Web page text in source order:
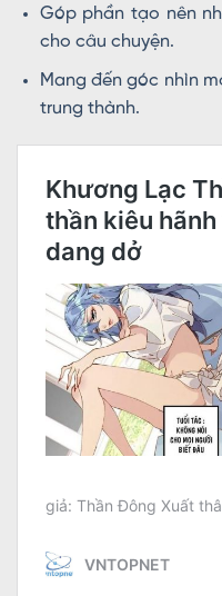
Góp phần tạo nên
cho câu chuyện.
Mang đến góc nhìn
trung thành.